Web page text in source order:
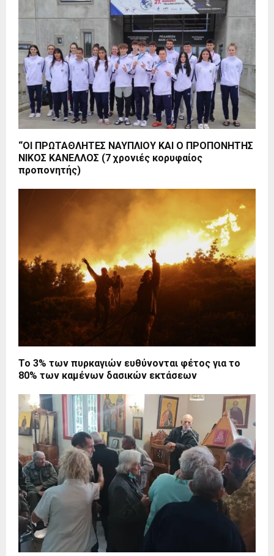
“ΟΙ ΠΡΩΤΑΘΛΗΤΕΣ ΝΑΥΠΛΙΟΥ ΚΑΙ Ο ΠΡΟΠΟΝΗΤΗΣ
ΝΙΚΟΣ ΚΑΝΕΛΛΟΣ (7 χρονιές κορυφαίος
προπονητής)
Το 3% των πυρκαγιών ευθύνονται φέτος για το
80% των καμένων δασικών εκτάσεων